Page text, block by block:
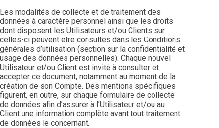
Les modalités de collecte et de traitement des
données à caractère personnel ainsi que les droits
dont disposent les Utilisateurs et/ou Clients sur
celles-ci peuvent être consultés dans les Conditions
générales d’utilisation (section sur la confidentialité et
usage des données personnelles). Chaque nouvel
Utilisateur et/ou Client est invité à consulter et
accepter ce document, notamment au moment de la
création de son Compte. Des mentions spécifiques
figurent, en outre, sur chaque formulaire de collecte
de données afin d’assurer à l’Utilisateur et/ou au
Client une information complète avant tout traitement
de données le concernant.